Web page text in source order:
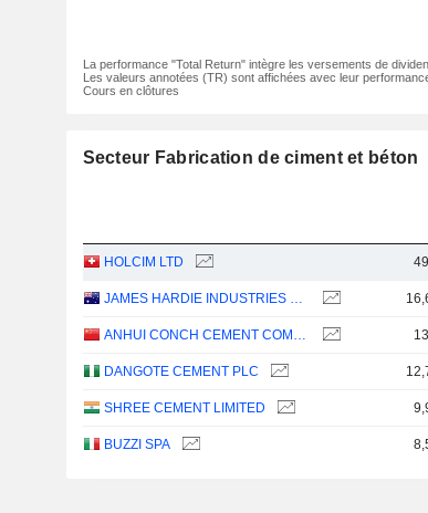
La performance "Total Return" intègre les versements de
Les valeurs annotées (TR) sont affichées avec leur
Cours en clôtures
Secteur Fabrication de ciment et béton
HOLCIM LTD
JAMES HARDIE INDUSTRIES PLC
ANHUI CONCH CEMENT COMPANY LIMITED
DANGOTE CEMENT PLC
SHREE CEMENT LIMITED
BUZZI SPA